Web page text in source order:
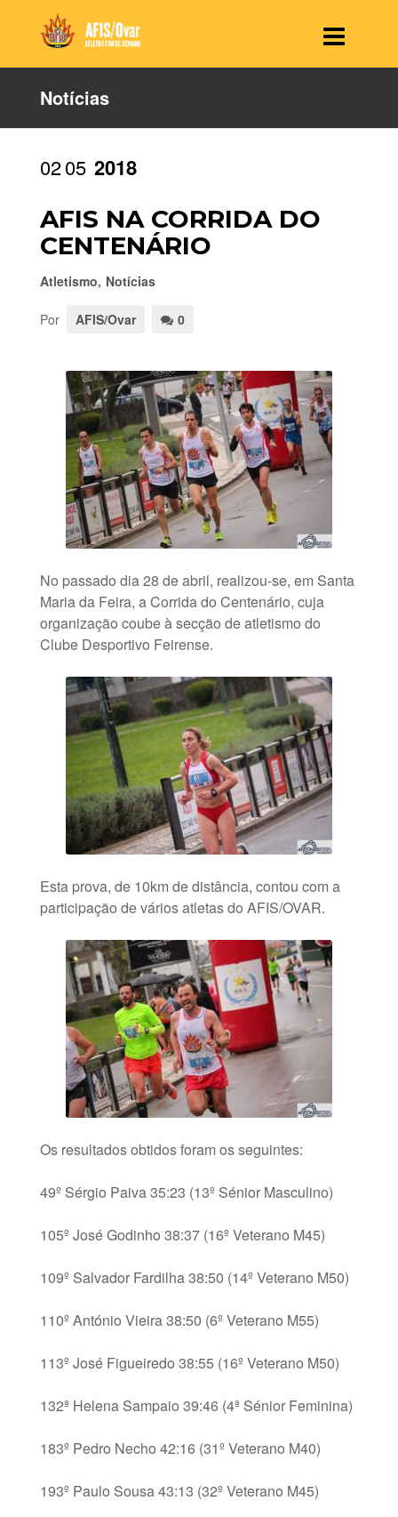
Notícias
0205 2018
AFIS NA CORRIDA DO
CENTENÁRIO
Atletismo, Notícias
Por AFIS/Ovar 0
No passado dia 28 de abril, realizou-se, em Santa
Maria da Feira, a Corrida do Centenário, cuja
organização coube à secção de atletismo do
Clube Desportivo Feirense.
Esta prova, de 10km de distância, contou com a
participação de vários atletas do AFIS/OVAR.
Os resultados obtidos foram os seguintes:
49º Sérgio Paiva 35:23 (13º Sénior Masculino)
105º José Godinho 38:37 (16º Veterano M45)
109º Salvador Fardilha 38:50 (14º Veterano M50)
110º António Vieira 38:50 (6º Veterano M55)
113º José Figueiredo 38:55 (16º Veterano M50)
132ª Helena Sampaio 39:46 (4ª Sénior Feminina)
183º Pedro Necho 42:16 (31º Veterano M40)
193º Paulo Sousa 43:13 (32º Veterano M45)